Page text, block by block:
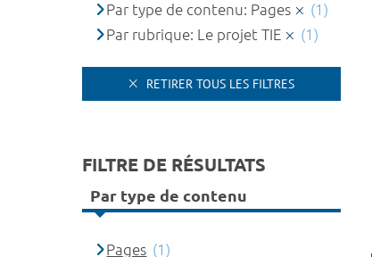
Par type de contenu: Pages
(1)
Par rubrique: Le projet TIE
(1)
RETIRER TOUS LES FILTRES
FILTRE DE RÉSULTATS
Par type de contenu
Pages (1)